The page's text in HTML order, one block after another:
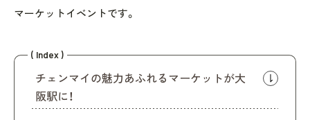
マーケットイベントです。
( Index )
チェンマイの魅力あふれるマーケットが大
阪駅に！